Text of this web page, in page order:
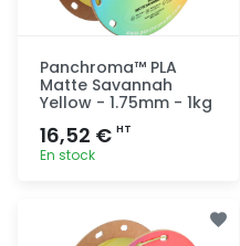
Panchroma™ PLA
Matte Savannah
Yellow - 1.75mm - 1kg
16,52 € HT
En stock
rapide